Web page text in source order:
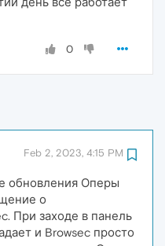
0
Feb 2, 2023, 4:15 PM
обновления Оперы
о
При заходе в панель
и Browsec просто